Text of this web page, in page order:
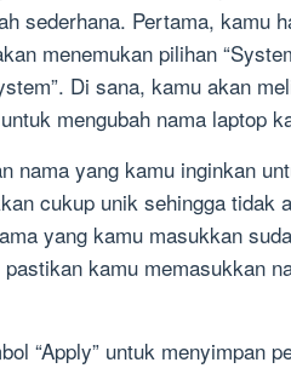
sederhana. Pertama, kamu
menemukan pilihan
Di sana, kamu akan
mengubah nama laptop
nama yang kamu inginkan
cukup unik sehingga tidak
yang kamu masukkan
kamu memasukkan
“Apply” untuk menyimpan